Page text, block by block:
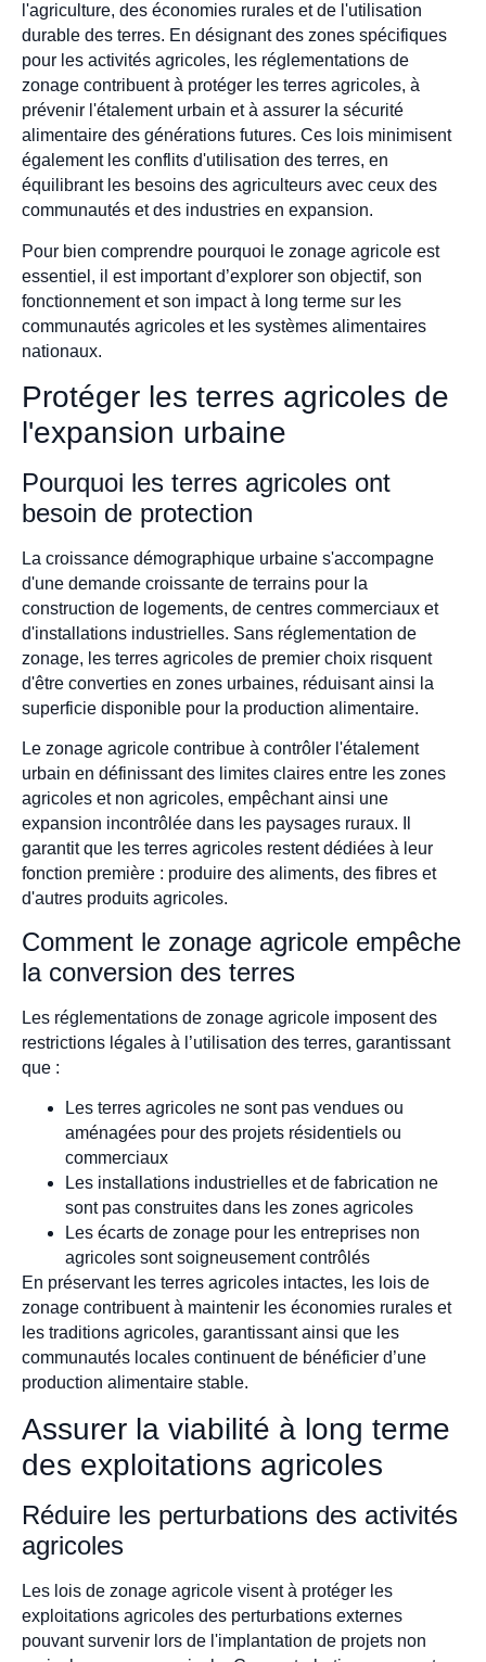
l'agriculture, des économies rurales et de l'utilisation
durable des terres. En désignant des zones spécifiques
pour les activités agricoles, les réglementations de
zonage contribuent à protéger les terres agricoles, à
prévenir l'étalement urbain et à assurer la sécurité
alimentaire des générations futures. Ces lois minimisent
également les conflits d'utilisation des terres, en
équilibrant les besoins des agriculteurs avec ceux des
communautés et des industries en expansion.
Pour bien comprendre pourquoi le zonage agricole est
essentiel, il est important d’explorer son objectif, son
fonctionnement et son impact à long terme sur les
communautés agricoles et les systèmes alimentaires
nationaux.
Protéger les terres agricoles de
l'expansion urbaine
Pourquoi les terres agricoles ont
besoin de protection
La croissance démographique urbaine s'accompagne
d'une demande croissante de terrains pour la
construction de logements, de centres commerciaux et
d'installations industrielles. Sans réglementation de
zonage, les terres agricoles de premier choix risquent
d'être converties en zones urbaines, réduisant ainsi la
superficie disponible pour la production alimentaire.
Le zonage agricole contribue à contrôler l'étalement
urbain en définissant des limites claires entre les zones
agricoles et non agricoles, empêchant ainsi une
expansion incontrôlée dans les paysages ruraux. Il
garantit que les terres agricoles restent dédiées à leur
fonction première : produire des aliments, des fibres et
d'autres produits agricoles.
Comment le zonage agricole empêche
la conversion des terres
Les réglementations de zonage agricole imposent des
restrictions légales à l’utilisation des terres, garantissant
que :
Les terres agricoles ne sont pas vendues ou
aménagées pour des projets résidentiels ou
commerciaux
Les installations industrielles et de fabrication ne
sont pas construites dans les zones agricoles
Les écarts de zonage pour les entreprises non
agricoles sont soigneusement contrôlés
En préservant les terres agricoles intactes, les lois de
zonage contribuent à maintenir les économies rurales et
les traditions agricoles, garantissant ainsi que les
communautés locales continuent de bénéficier d’une
production alimentaire stable.
Assurer la viabilité à long terme
des exploitations agricoles
Réduire les perturbations des activités
agricoles
Les lois de zonage agricole visent à protéger les
exploitations agricoles des perturbations externes
pouvant survenir lors de l'implantation de projets non